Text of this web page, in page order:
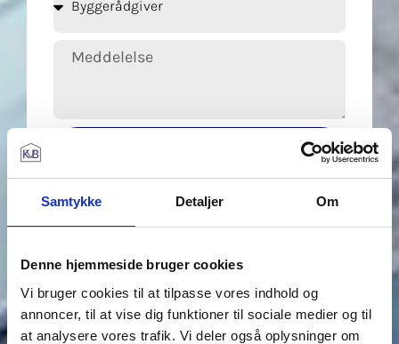
Samtykke Detaljer Om
Denne hjemmeside bruger cookies
Vi bruger cookies til at tilpasse vores indhold og
annoncer, til at vise dig funktioner til sociale medier og til
at analysere vores trafik. Vi deler også oplysninger om